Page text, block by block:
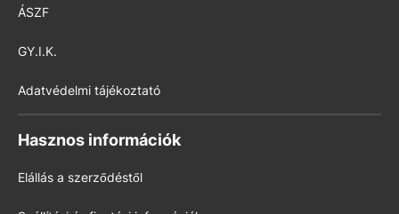
ÁSZF
GY.I.K.
Adatvédelmi tájékoztató
Hasznos információk
Elállás a szerződéstől